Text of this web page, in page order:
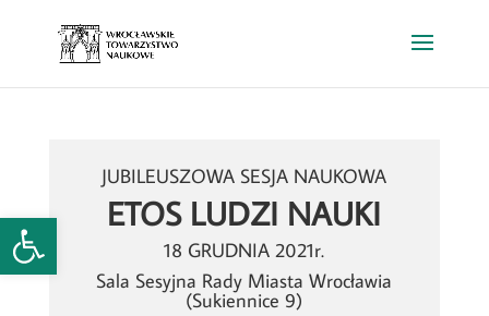
Open toolbar
JUBILEUSZOWA SESJA NAUKOWA
ETOS LUDZI NAUKI
18 GRUDNIA 2021r.
Sala Sesyjna Rady Miasta Wrocławia
(Sukiennice 9)